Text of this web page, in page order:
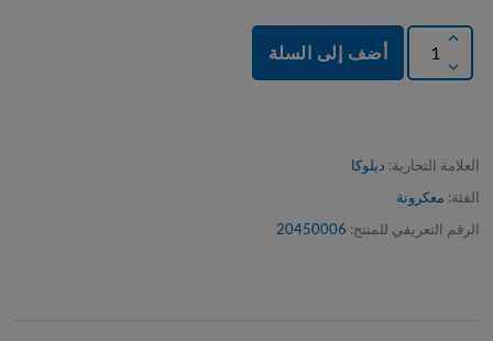
أضف إلى السلة
العلامة التجارية: ديلوكا
الفئة: معكرونة
الرقم التعريفي للمنتج: 20450006